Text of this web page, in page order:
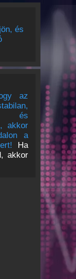
és
az
és
akkor
a
Ha
akkor